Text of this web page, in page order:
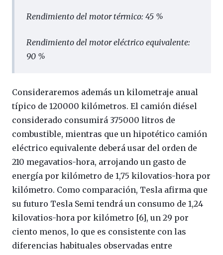
Rendimiento del motor térmico: 45 %
Rendimiento del motor eléctrico equivalente:
90 %
Consideraremos además un kilometraje anual
típico de 120000 kilómetros. El camión diésel
considerado consumirá 375000 litros de
combustible, mientras que un hipotético camión
eléctrico equivalente deberá usar del orden de
210 megavatios-hora, arrojando un gasto de
energía por kilómetro de 1,75 kilovatios-hora por
kilómetro. Como comparación, Tesla afirma que
su futuro Tesla Semi tendrá un consumo de 1,24
kilovatios-hora por kilómetro [6], un 29 por
ciento menos, lo que es consistente con las
diferencias habituales observadas entre